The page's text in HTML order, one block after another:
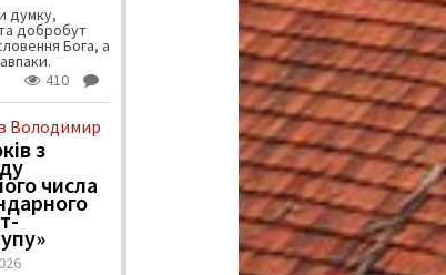
думку,
добробут
Бога, а
410
Володимир
з
числа